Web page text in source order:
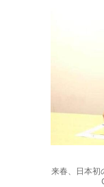
来春、日本初